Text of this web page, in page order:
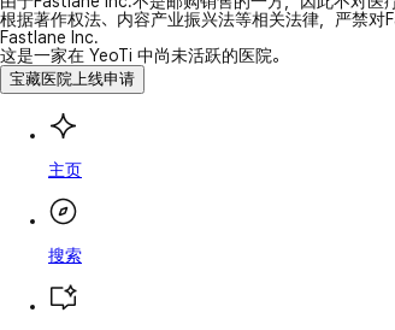
根据著作权法、内容产业振兴法等相关法律，严禁
Fastlane Inc.
这是一家在 YeoTi 中尚未活跃的医院。
宝藏医院上线申请
主页
搜索